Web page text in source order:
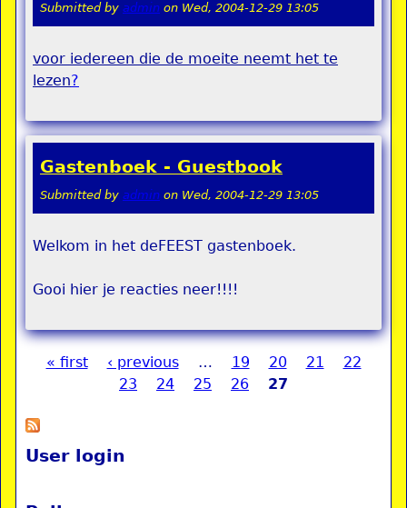
Submitted by admin on Wed, 2004-12-29 13:05
voor iedereen die de moeite neemt het te
lezen?
Gastenboek - Guestbook
Submitted by admin on Wed, 2004-12-29 13:05
Welkom in het deFEEST gastenboek.
Gooi hier je reacties neer!!!!
« first ‹ previous … 19 20 21
22
23
24 25 26 27
User login